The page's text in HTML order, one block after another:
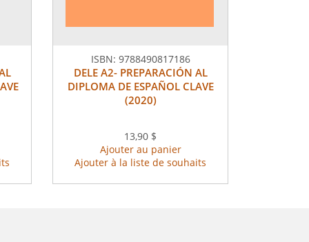
ISBN: 9788490817186
DELE A2- PREPARACIÓN AL
DIPLOMA DE ESPAÑOL CLAVE
(2020)
13,90 $
Ajouter au panier
Ajouter à la liste de souhaits